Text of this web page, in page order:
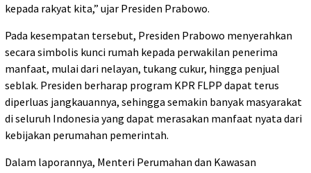
kepada rakyat kita,” ujar Presiden Prabowo.
Pada kesempatan tersebut, Presiden Prabowo menyerahkan
secara simbolis kunci rumah kepada perwakilan penerima
manfaat, mulai dari nelayan, tukang cukur, hingga penjual
seblak. Presiden berharap program KPR FLPP dapat terus
diperluas jangkauannya, sehingga semakin banyak masyarakat
di seluruh Indonesia yang dapat merasakan manfaat nyata dari
kebijakan perumahan pemerintah.
Dalam laporannya, Menteri Perumahan dan Kawasan